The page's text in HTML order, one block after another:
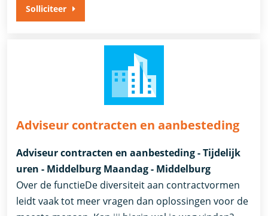
Solliciteer
Adviseur contracten en aanbesteding
Adviseur contracten en aanbesteding - Tijdelijk
uren - Middelburg Maandag - Middelburg
Over de functieDe diversiteit aan contractvormen
leidt vaak tot meer vragen dan oplossingen voor de